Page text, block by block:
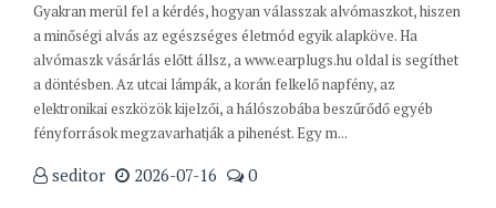
Gyakran merül fel a kérdés, hogyan válasszak alvómaszkot, hiszen
a minőségi alvás az egészséges életmód egyik alapköve. Ha
alvómaszk vásárlás előtt állsz, a www.earplugs.hu oldal is segíthet
a döntésben. Az utcai lámpák, a korán felkelő napfény, az
elektronikai eszközök kijelzői, a hálószobába beszűrődő egyéb
fényforrások megzavarhatják a pihenést. Egy m...
seditor 2026-07-16 0